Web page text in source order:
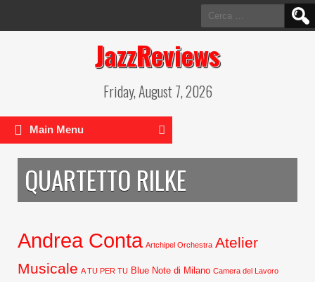
Ricerca
per:
JazzReviews
Friday, August 7, 2026
Main Menu
QUARTETTO RILKE
Andrea Conta Artchipel Orchestra Atelier
Musicale A TU PER TU Blue Note di Milano Camera del Lavoro